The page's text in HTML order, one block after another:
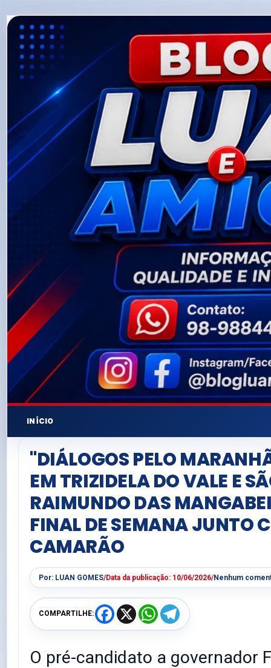
INÍCIO
"DIÁLOGOS PELO
EM TRIZIDELA DO VALE E
RAIMUNDO DAS
FINAL DE SEMANA JUNTO
CAMARÃO
Por: LUAN GOMES/Data da publicação: 10/06/2026/Nenhum
COMPARTILHE:
F
a
c
o
X
W
h
a
A
l
r
O pré-candidato a governador